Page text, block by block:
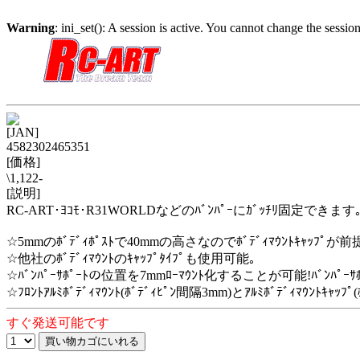
Warning: ini_set(): A session is active. You cannot change the
[JAN]
4582302465351
[価格]
\1,122-
[説明]
RC-ART･ﾖｺﾓ･R31WORLDなどのﾊﾞﾝﾊﾟｰにｶﾞｯﾁﾘ固定できます｡
☆5mmのﾎﾞﾃﾞｨﾎﾟｽﾄで40mmの高さなのでﾎﾞﾃﾞｨﾏｳﾝﾄｷｬｯﾌﾟが
☆他社のﾎﾞﾃﾞｨﾏｳﾝﾄのｷｬｯﾌﾟﾀｲﾌﾟも使用可能｡
☆ﾊﾞﾝﾊﾟｰｻﾎﾟｰﾄの位置を7mmﾛｰﾏｳﾝﾄ化することが可能!ﾊﾞﾝﾊﾟｰ
☆ﾌﾛﾝﾄｱﾙﾐﾎﾞﾃﾞｨﾏｳﾝﾄ(ﾎﾞﾃﾞｨﾋﾟﾝ間隔3mm)とｱﾙﾐﾎﾞﾃﾞｨﾏｳﾝﾄｷｬ
すぐ発送可能です